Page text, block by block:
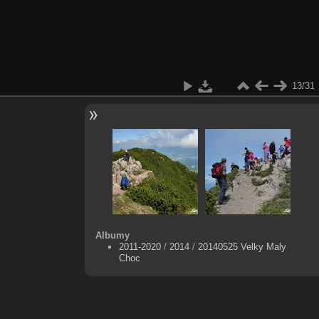
13/31
Albumy
2011-2020/ 2014/ 20140525 Velky Maly
Choc